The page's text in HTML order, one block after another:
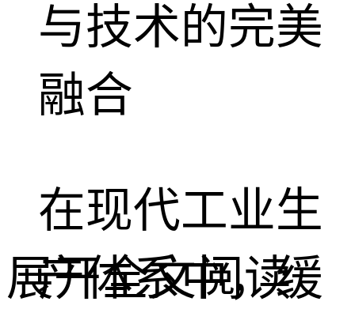
与技术的完美
融合
在现代工业生
产体系中，缓
展开全文阅读